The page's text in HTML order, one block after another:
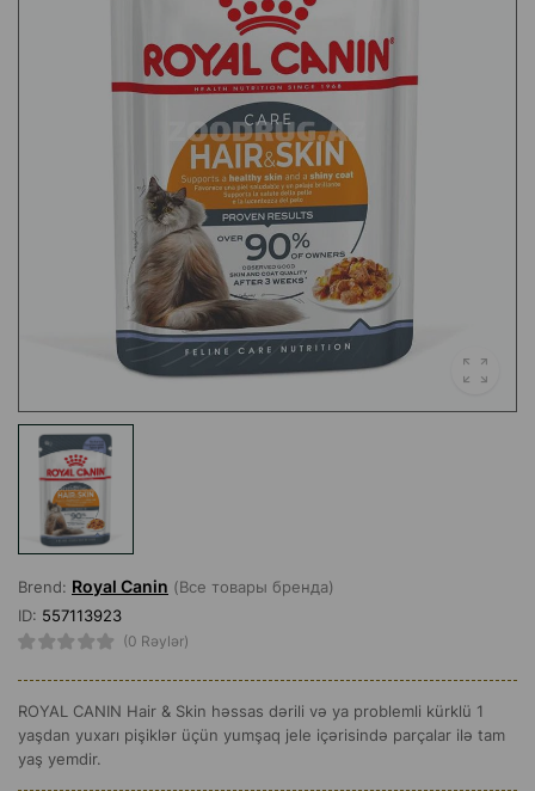
Brend: Royal Canin (Все товары бренда)
ID: 557113923
(0 Rəylər)
ROYAL CANIN Hair & Skin həssas dərili və ya problemli kürklü 1
yaşdan yuxarı pişiklər üçün yumşaq jele içərisində parçalar ilə tam
yaş yemdir.